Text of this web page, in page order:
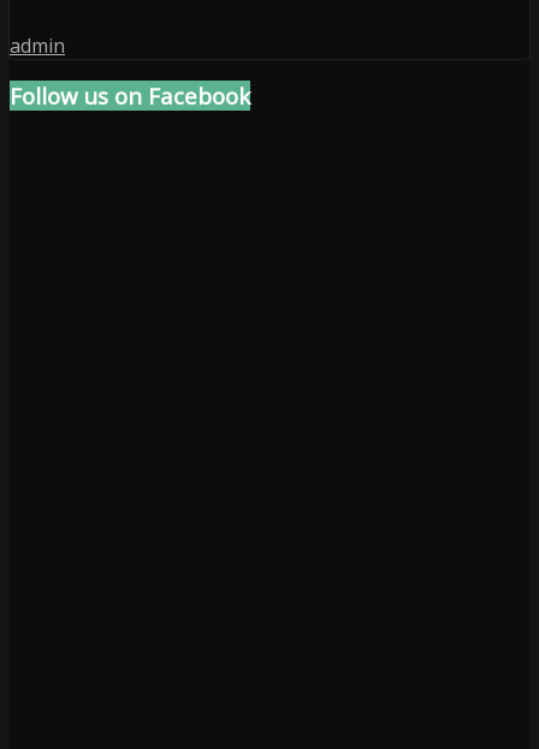
admin
Follow us on Facebook